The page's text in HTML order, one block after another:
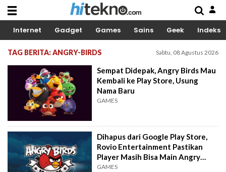
Internet Gadget Games Sains Geek Indeks
TAG BERITA: ANGRY-BIRDS Sabtu, 08 Agustus 2026
Sempat Didepak, Angry Birds Mau
Kembali ke Play Store, Usung
Nama Baru
GAMES
Dihapus dari Google Play Store,
Rovio Entertainment Pastikan
Player Masih Bisa Main Angry
Birds Original
GAMES